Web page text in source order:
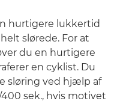
hurtigere lukkertid
slørede. For at
du en hurtigere
en cyklist. Du
sløring ved hjælp af
sek., hvis motivet